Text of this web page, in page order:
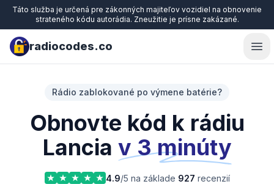
Táto služba je určená pre zákonných majiteľov vozidiel na obnovenie
strateného kódu autorádia. Zneužitie je prísne zakázané.
radiocodes.co
Rádio zablokované po výmene batérie?
Obnovte kód k rádiu
Lancia v 3 minúty
4.9/5 na základe 927 recenzií